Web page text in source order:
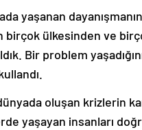
yaşanan
birçok ülkesinden ve
Bir problem
oluşan krizlerin
yaşayan insanları